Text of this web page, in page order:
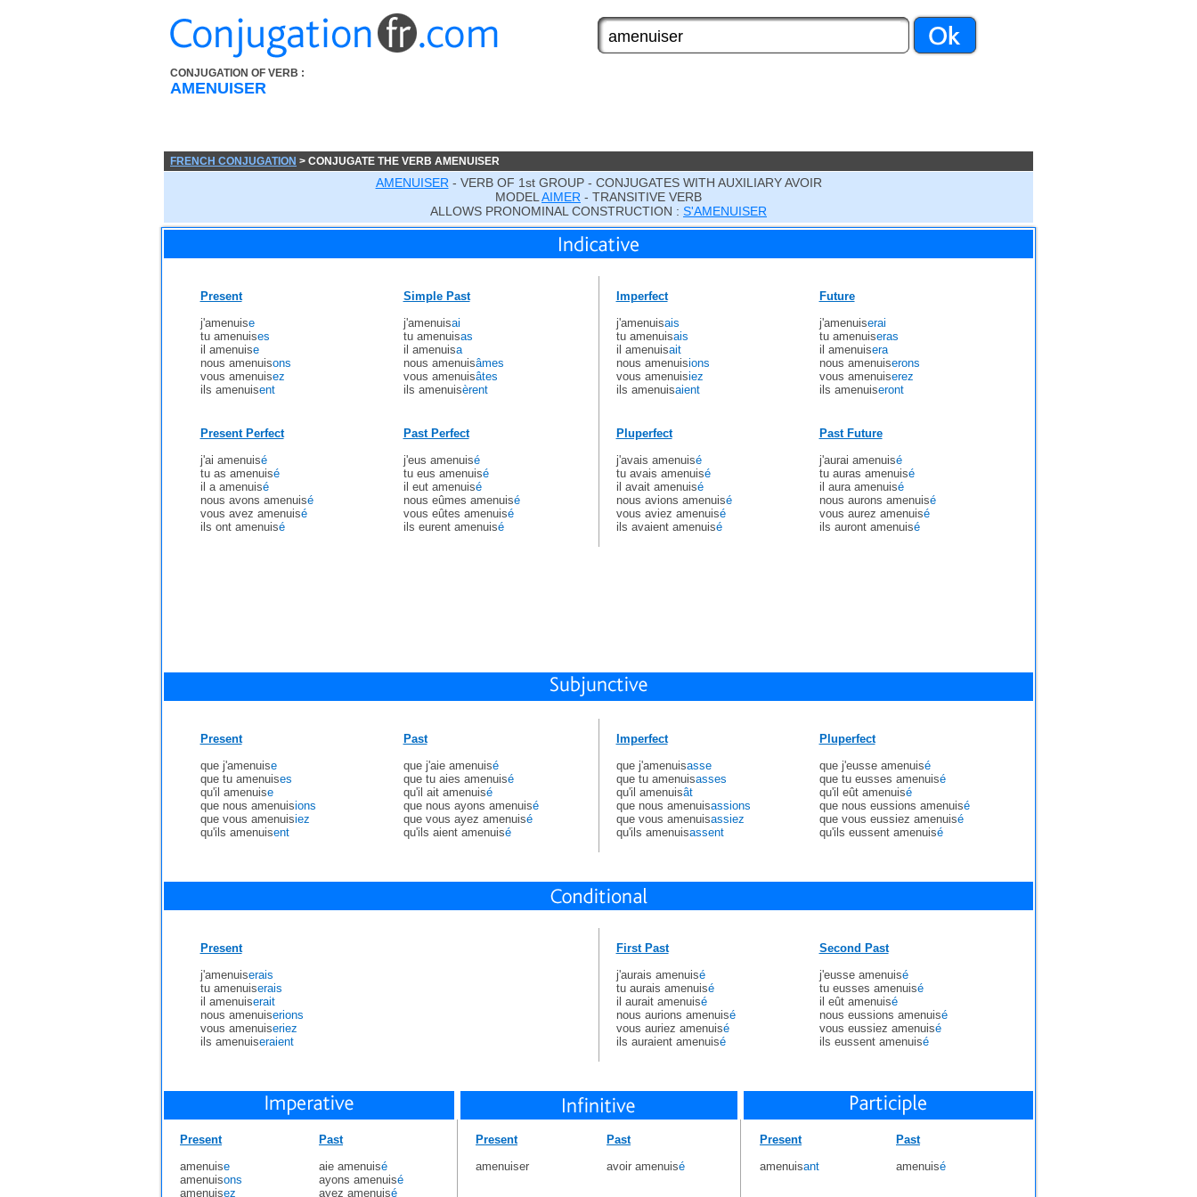
CONJUGATION OF VERB :
AMENUISER
FRENCH CONJUGATION > CONJUGATE THE VERB AMENUISER
AMENUISER - VERB OF 1st GROUP - CONJUGATES WITH AUXILIARY AVOIR
MODEL AIMER - TRANSITIVE VERB
ALLOWS PRONOMINAL CONSTRUCTION : S'AMENUISER
Present
j'amenuise
tu amenuises
il amenuise
nous amenuisons
vous amenuisez
ils amenuisent
Simple Past
j'amenuisai
tu amenuisas
il amenuisa
nous amenuisâmes
vous amenuisâtes
ils amenuisèrent
Present Perfect
j'ai amenuisé
tu as amenuisé
il a amenuisé
nous avons amenuisé
vous avez amenuisé
ils ont amenuisé
Past Perfect
j'eus amenuisé
tu eus amenuisé
il eut amenuisé
nous eûmes amenuisé
vous eûtes amenuisé
ils eurent amenuisé
Imperfect
j'amenuisais
tu amenuisais
il amenuisait
nous amenuisions
vous amenuisiez
ils amenuisaient
Future
j'amenuiserai
tu amenuiseras
il amenuisera
nous amenuiserons
vous amenuiserez
ils amenuiseront
Pluperfect
j'avais amenuisé
tu avais amenuisé
il avait amenuisé
nous avions amenuisé
vous aviez amenuisé
ils avaient amenuisé
Past Future
j'aurai amenuisé
tu auras amenuisé
il aura amenuisé
nous aurons amenuisé
vous aurez amenuisé
ils auront amenuisé
Present
que j'amenuise
que tu amenuises
qu'il amenuise
que nous amenuisions
que vous amenuisiez
qu'ils amenuisent
Past
que j'aie amenuisé
que tu aies amenuisé
qu'il ait amenuisé
que nous ayons amenuisé
que vous ayez amenuisé
qu'ils aient amenuisé
Imperfect
que j'amenuisasse
que tu amenuisasses
qu'il amenuisât
que nous amenuisassions
que vous amenuisassiez
qu'ils amenuisassent
Pluperfect
que j'eusse amenuisé
que tu eusses amenuisé
qu'il eût amenuisé
que nous eussions amenuisé
que vous eussiez amenuisé
qu'ils eussent amenuisé
Present
j'amenuiserais
tu amenuiserais
il amenuiserait
nous amenuiserions
vous amenuiseriez
ils amenuiseraient
First Past
j'aurais amenuisé
tu aurais amenuisé
il aurait amenuisé
nous aurions amenuisé
vous auriez amenuisé
ils auraient amenuisé
Second Past
j'eusse amenuisé
tu eusses amenuisé
il eût amenuisé
nous eussions amenuisé
vous eussiez amenuisé
ils eussent amenuisé
Present
amenuise
amenuisons
amenuisez
Past
aie amenuisé
ayons amenuisé
ayez amenuisé
Present
amenuiser
Past
avoir amenuisé
Present
amenuisant
Past
amenuisé